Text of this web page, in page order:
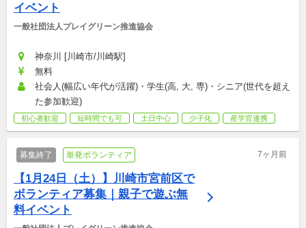
イベント
一般社団法人プレイグリーン推進協会
神奈川 [川崎市/川崎駅]
無料
社会人(幅広い年代が活躍)・学生(高, 大, 専)・シニア(世代を超え
た参加歓迎)
初心者歓迎 短時間でも可 土日中心 少子化 産学官連携
募集終了 単発ボランティア 7ヶ月前
【1月24日（土）】川崎市宮前区で
ボランティア募集｜親子で遊ぶ無
料イベント